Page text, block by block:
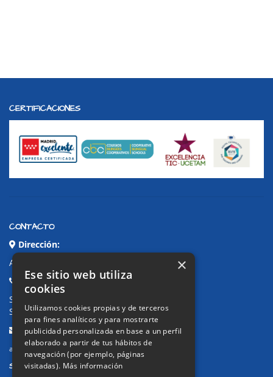
CERTIFICACIONES
CONTACTO
Dirección:
Avda. de Pablo Iglesias, 4. Alcorcón
Teléfonos:
Secretaría Ppal:
Secretaría Infantil:91 643 61 33
Email:
alkor@colegioalkor.com
SUGERENCIAS Y CANAL DE DENUNCIAS
×
Ese sitio web utiliza
cookies
Utilizamos cookies propias y de terceros
para fines analíticos y para mostrarte
publicidad personalizada en base a un perfil
elaborado a partir de tus hábitos de
navegación (por ejemplo, páginas
visitadas). Más información